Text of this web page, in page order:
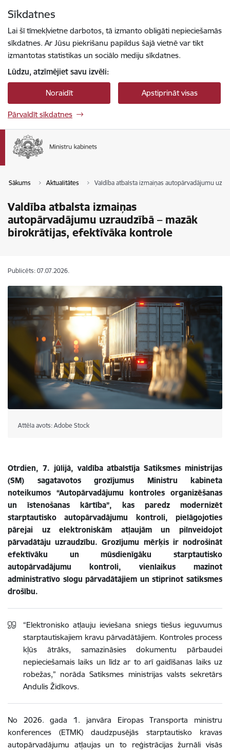
Sīkdatnes
Lai šī tīmekļvietne darbotos, tā izmanto obligāti nepieciešamās
sīkdatnes. Ar Jūsu piekrišanu papildus šajā vietnē var tikt
izmantotas statistikas un sociālo mediju sīkdatnes.
Lūdzu, atzīmējiet savu izvēli:
Noraidīt Apstiprināt visas
Pārvaldīt sīkdatnes
Sākums Aktualitātes Valdība atbalsta izmaiņas autopārvadājumu
Valdība atbalsta izmaiņas
autopārvadājumu uzraudzībā – mazāk
birokrātijas, efektīvāka kontrole
Publicēts: 07.07.2026.
Attēla avots: Adobe Stock
Otrdien, 7. jūlijā, valdība atbalstīja Satiksmes ministrijas
(SM) sagatavotos grozījumus Ministru kabineta
noteikumos “Autopārvadājumu kontroles organizēšanas
un īstenošanas kārtība”, kas paredz modernizēt
starptautisko autopārvadājumu kontroli, pielāgojoties
pārejai uz elektroniskām atļaujām un pilnveidojot
pārvadātāju uzraudzību. Grozījumu mērķis ir nodrošināt
efektīvāku un mūsdienīgāku starptautisko
autopārvadājumu kontroli, vienlaikus mazinot
administratīvo slogu pārvadātājiem un stiprinot satiksmes
drošību.
“Elektronisko atļauju ieviešana sniegs tiešus ieguvumus
starptautiskajiem kravu pārvadātājiem. Kontroles process
kļūs ātrāks, samazināsies dokumentu pārbaudei
nepieciešamais laiks un līdz ar to arī gaidīšanas laiks uz
robežas,” norāda Satiksmes ministrijas valsts sekretārs
Andulis Židkovs.
No 2026. gada 1. janvāra Eiropas Transporta ministru
konferences (ETMK) daudzpusējās starptautisko kravas
autopārvadājumu atļaujas un to reģistrācijas žurnāli visās